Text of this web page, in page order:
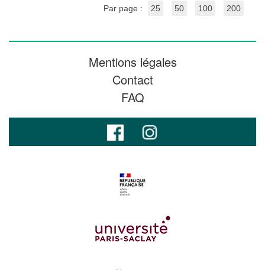
Par page :
25 50 100 200
Mentions légales
Contact
FAQ